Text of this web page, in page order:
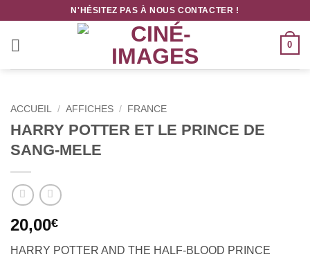
contenu
N'HÉSITEZ PAS À NOUS CONTACTER !
0
ACCUEIL / AFFICHES / FRANCE
HARRY POTTER ET LE PRINCE DE
SANG-MELE
20,00€
HARRY POTTER AND THE HALF-BLOOD PRINCE